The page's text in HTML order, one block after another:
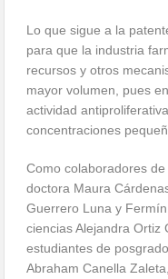
Lo que sigue a la
para que la industria
recursos y otros
mayor volumen, pues
actividad
concentraciones
Como colaboradores
doctora Maura
Guerrero Luna y
ciencias Alejandra Ortiz
estudiantes de
Abraham Canella